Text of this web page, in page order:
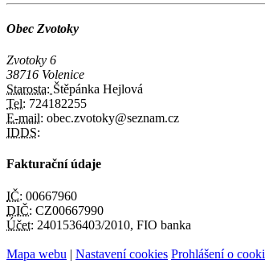
Obec Zvotoky
Zvotoky 6
38716 Volenice
Starosta: Štěpánka Hejlová
Tel: 724182255
E-mail: obec.zvotoky@seznam.cz
IDDS:
Fakturační údaje
IČ: 00667960
DIČ: CZ00667990
Účet: 2401536403/2010, FIO banka
Mapa webu | Nastavení cookies Prohlášení o